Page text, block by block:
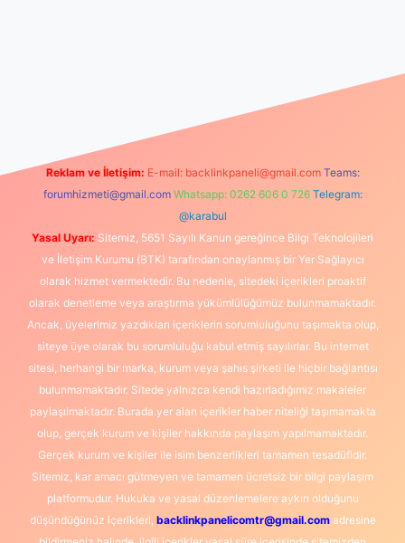
Reklam ve İletişim: E-mail: backlinkpaneli@gmail.com Teams:
forumhizmeti@gmail.com Whatsapp: 0262 606 0 726 Telegram:
@karabul
Yasal Uyarı: Sitemiz, 5651 Sayılı Kanun gereğince Bilgi Teknolojileri
ve İletişim Kurumu (BTK) tarafından onaylanmış bir Yer Sağlayıcı
olarak hizmet vermektedir. Bu nedenle, sitedeki içerikleri proaktif
olarak denetleme veya araştırma yükümlülüğümüz bulunmamaktadır.
Ancak, üyelerimiz yazdıkları içeriklerin sorumluluğunu taşımakta olup,
siteye üye olarak bu sorumluluğu kabul etmiş sayılırlar. Bu internet
sitesi, herhangi bir marka, kurum veya şahıs şirketi ile hiçbir bağlantısı
bulunmamaktadır. Sitede yalnızca kendi hazırladığımız makaleler
paylaşılmaktadır. Burada yer alan içerikler haber niteliği taşımamakta
olup, gerçek kurum ve kişiler hakkında paylaşım yapılmamaktadır.
Gerçek kurum ve kişiler ile isim benzerlikleri tamamen tesadüfidir.
Sitemiz, kar amacı gütmeyen ve tamamen ücretsiz bir bilgi paylaşım
platformudur. Hukuka ve yasal düzenlemelere aykırı olduğunu
düşündüğünüz içerikleri, backlinkpanelicomtr@gmail.comadresine